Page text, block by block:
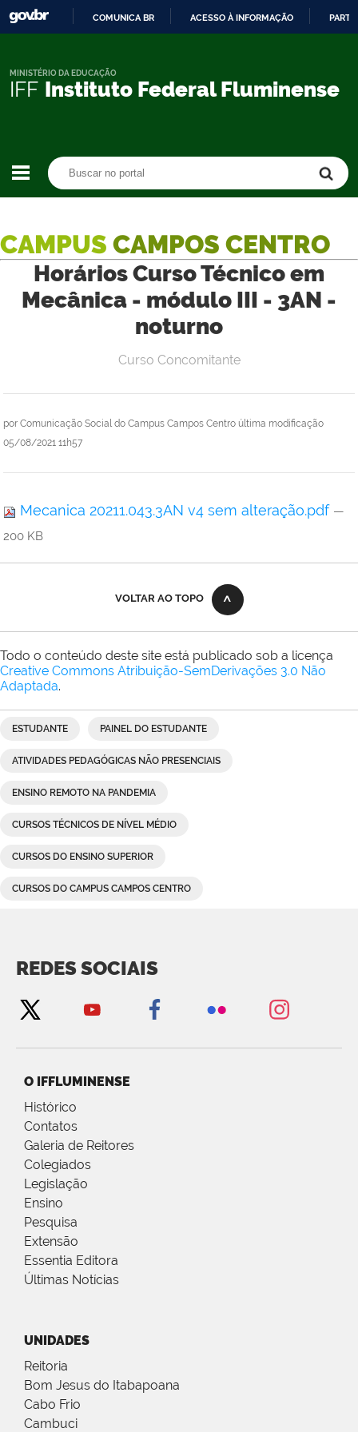
CONTEÚDO
COMUNICA BR ACESSO À INFORMAÇÃO
IFF Instituto Federal Fluminense
MINISTÉRIO DA EDUCAÇÃO
CAMPUS CAMPOS CENTRO
Horários Curso Técnico em
Mecânica - módulo III - 3AN -
noturno
por Comunicação Social do Campus Campos Centro última modificação
05/08/2021 11h57
Curso Concomitante
Mecanica 20211.043.3AN v4 sem alteração.pdf —
200 KB
VOLTAR AO TOPO
Todo o conteúdo deste site está publicado sob a licença
Creative Commons Atribuição-SemDerivações 3.0 Não
Adaptada.
ESTUDANTE PAINEL DO ESTUDANTE
ATIVIDADES PEDAGÓGICAS NÃO PRESENCIAIS
ENSINO REMOTO NA PANDEMIA
CURSOS TÉCNICOS DE NÍVEL MÉDIO
CURSOS DO ENSINO SUPERIOR
CURSOS DO CAMPUS CAMPOS CENTRO
REDES SOCIAIS
O IFFLUMINENSE
Histórico
Contatos
Galeria de Reitores
Colegiados
Legislação
Ensino
Pesquisa
Extensão
Essentia Editora
Últimas Notícias
UNIDADES
Reitoria
Bom Jesus do Itabapoana
Cabo Frio
Cambuci